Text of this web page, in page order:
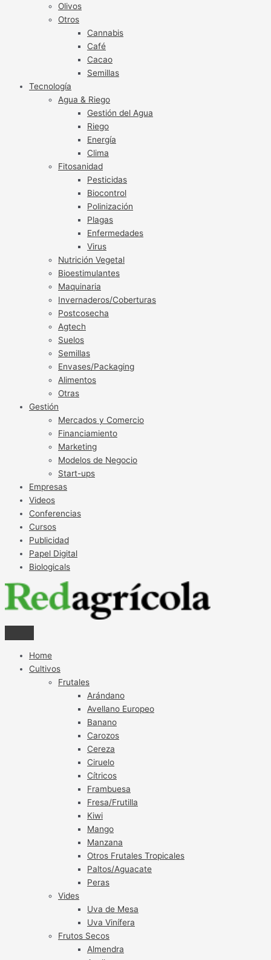
Olivos
Otros
Cannabis
Café
Cacao
Semillas
Tecnología
Agua & Riego
Gestión del Agua
Riego
Energía
Clima
Fitosanidad
Pesticidas
Biocontrol
Polinización
Plagas
Enfermedades
Virus
Nutrición Vegetal
Bioestimulantes
Maquinaria
Invernaderos/Coberturas
Postcosecha
Agtech
Suelos
Semillas
Envases/Packaging
Alimentos
Otras
Gestión
Mercados y Comercio
Financiamiento
Marketing
Modelos de Negocio
Start-ups
Empresas
Videos
Conferencias
Cursos
Publicidad
Papel Digital
Biologicals
Home
Cultivos
Frutales
Arándano
Avellano Europeo
Banano
Carozos
Cereza
Ciruelo
Cítricos
Frambuesa
Fresa/Frutilla
Kiwi
Mango
Manzana
Otros Frutales Tropicales
Paltos/Aguacate
Peras
Vides
Uva de Mesa
Uva Vinífera
Frutos Secos
Almendra